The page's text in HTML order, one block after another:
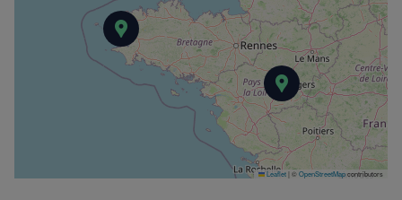
Institut de
Hôpital Morvan
Leaflet| ©OpenStreetMapcontributors